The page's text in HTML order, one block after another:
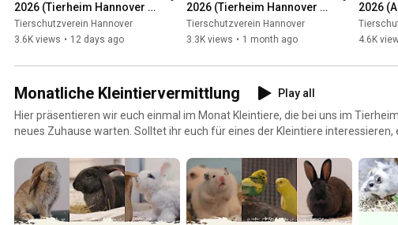
2026 (Tierheim Hannover
TV)
Tierschutzverein Hannover
3.6K views • 12 days ago
2026 (Tierheim Hannover
TV)
Tierschutzverein Hannover
3.3K views • 1 month ago
2026
4.6K
Monatliche Kleintiervermittlung
Play all
Hier präsentieren wir euch einmal im Monat Kleintiere, die bei uns im
neues Zuhause warten. Solltet ihr euch für eines der Kleintiere interessieren,
nicht ständig aktualisieren. Daher kann es sein, dass bestimmte Tiere schon
Wir bitten um Verständnis!